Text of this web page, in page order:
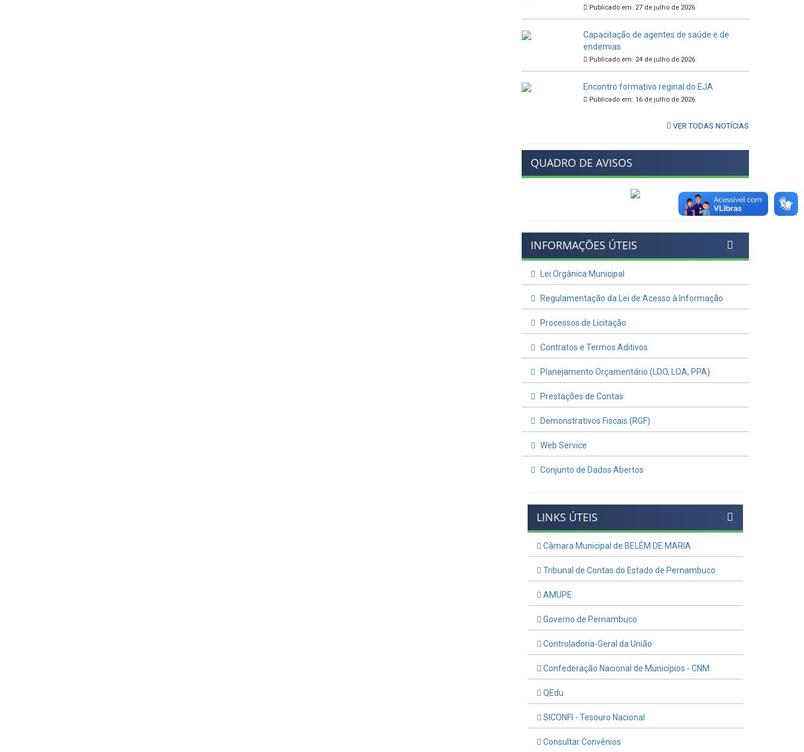
Publicado em: 27 de julho de 2026
Capacitação de agentes de saúde e de
endemias
Publicado em: 24 de julho de 2026
Encontro formativo reginal do EJA
Publicado em: 16 de julho de 2026
VER TODAS NOTÍCIAS
QUADRO DE AVISOS
INFORMAÇÕES ÚTEIS
Lei Orgânica Municipal
Regulamentação da Lei de Acesso à Informação
Processos de Licitação
Contratos e Termos Aditivos
Planejamento Orçamentário (LDO, LOA, PPA)
Prestações de Contas
Demonstrativos Fiscais (RGF)
Web Service
Conjunto de Dados Abertos
LINKS ÚTEIS
Câmara Municipal de BELÉM DE MARIA
Tribunal de Contas do Estado de Pernambuco
AMUPE
Governo de Pernambuco
Controladoria-Geral da União
Confederação Nacional de Municípios - CNM
QEdu
SICONFI - Tesouro Nacional
Consultar Convênios